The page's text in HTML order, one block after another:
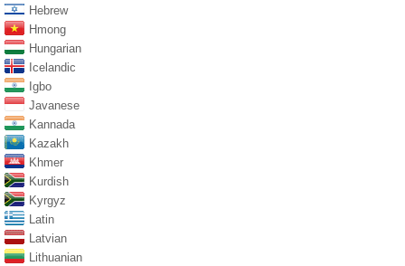
Hebrew
Hmong
Hungarian
Icelandic
Igbo
Javanese
Kannada
Kazakh
Khmer
Kurdish
Kyrgyz
Latin
Latvian
Lithuanian